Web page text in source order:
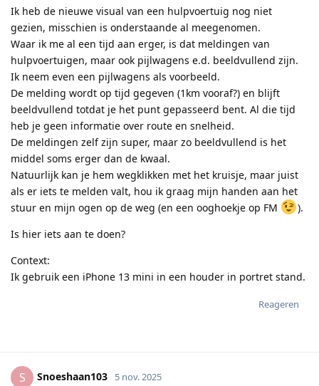
Ik heb de nieuwe visual van een hulpvoertuig nog niet
gezien, misschien is onderstaande al meegenomen.
Waar ik me al een tijd aan erger, is dat meldingen van
hulpvoertuigen, maar ook pijlwagens e.d. beeldvullend zijn.
Ik neem even een pijlwagens als voorbeeld.
De melding wordt op tijd gegeven (1km vooraf?) en blijft
beeldvullend totdat je het punt gepasseerd bent. Al die tijd
heb je geen informatie over route en snelheid.
De meldingen zelf zijn super, maar zo beeldvullend is het
middel soms erger dan de kwaal.
Natuurlijk kan je hem wegklikken met het kruisje, maar juist
als er iets te melden valt, hou ik graag mijn handen aan het
stuur en mijn ogen op de weg (en een ooghoekje op FM
).
Is hier iets aan te doen?
Context:
Ik gebruik een iPhone 13 mini in een houder in portret stand.
Reageren
S Snoeshaan103 5 nov. 2025